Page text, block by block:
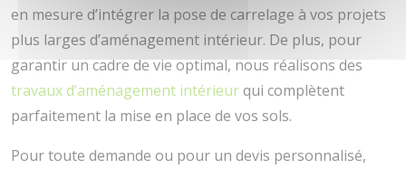
en mesure d’intégrer la pose de carrelage à vos projets
plus larges d’aménagement intérieur. De plus, pour
garantir un cadre de vie optimal, nous réalisons des
travaux d’aménagement intérieurqui complètent
parfaitement la mise en place de vos sols.
Pour toute demande ou pour un devis personnalisé,